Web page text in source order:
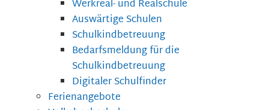
Werkreal- und Realschule
Auswärtige Schulen
Schulkindbetreuung
Bedarfsmeldung für die
Schulkindbetreuung
Digitaler Schulfinder
Ferienangebote